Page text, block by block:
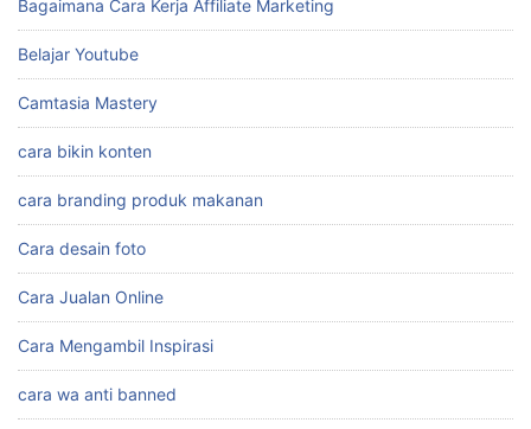
Bagaimana Cara Kerja Affiliate Marketing
Belajar Youtube
Camtasia Mastery
cara bikin konten
cara branding produk makanan
Cara desain foto
Cara Jualan Online
Cara Mengambil Inspirasi
cara wa anti banned